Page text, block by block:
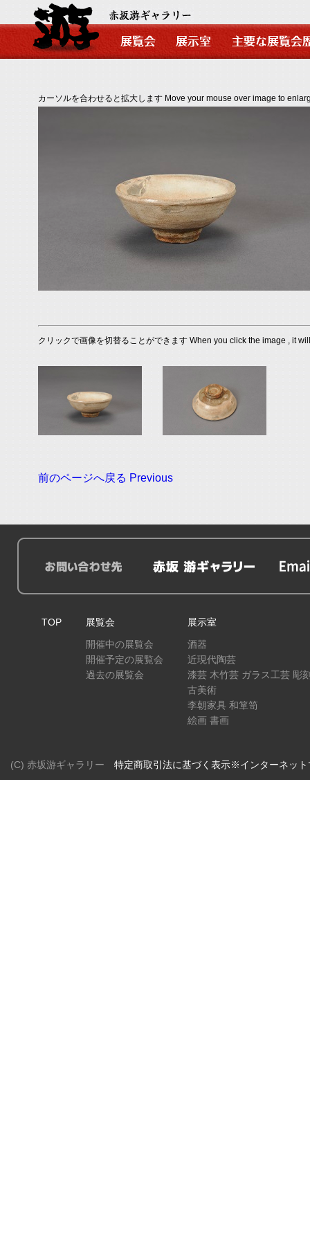
カーソルを合わせると拡大します Move your mouse over image to
クリックで画像を切替ることができます When you click the image , it
前のページへ戻る Previous
TOP
展覧会
開催中の展覧会
開催予定の展覧会
過去の展覧会
展示室
酒器
近現代陶芸
漆芸 木竹芸 ガラス工芸 彫
古美術
李朝家具 和箪笥
絵画 書画
(C) 赤坂游ギャラリー 特定商取引法に基づく表示※インターネッ